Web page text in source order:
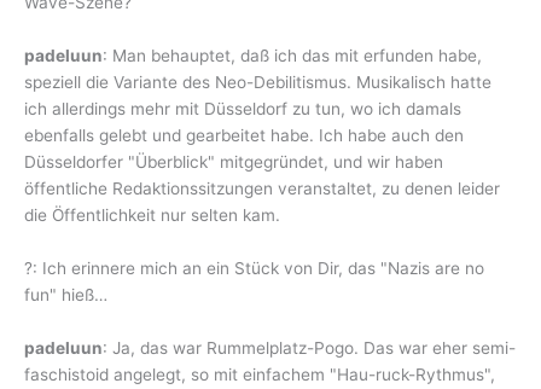
padeluun: Man behauptet, daß ich das mit erfunden habe,
speziell die Variante des Neo-Debilitismus. Musikalisch hatte
ich allerdings mehr mit Düsseldorf zu tun, wo ich damals
ebenfalls gelebt und gearbeitet habe. Ich habe auch den
Düsseldorfer "Überblick" mitgegründet, und wir haben
öffentliche Redaktionssitzungen veranstaltet, zu denen leider
die Öffentlichkeit nur selten kam.
?: Ich erinnere mich an ein Stück von Dir, das "Nazis are no
fun" hieß…
padeluun: Ja, das war Rummelplatz-Pogo. Das war eher semi-
faschistoid angelegt, so mit einfachem "Hau-ruck-Rythmus",